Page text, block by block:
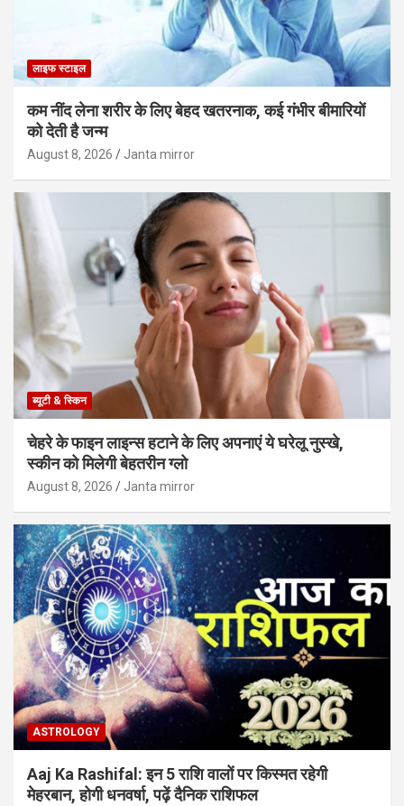
लाइफ स्टाइल
कम नींद लेना शरीर के लिए बेहद खतरनाक, कई गंभीर बीमारियों
को देती है जन्म
August 8, 2026 Janta mirror
ब्यूटी & स्किन
चेहरे के फाइन लाइन्स हटाने के लिए अपनाएं ये घरेलू नुस्खे,
स्कीन को मिलेगी बेहतरीन ग्लो
August 8, 2026 Janta mirror
ASTROLOGY
Aaj Ka Rashifal: इन 5 राशि वालों पर किस्मत रहेगी
मेहरबान, होगी धनवर्षा, पढ़ें दैनिक राशिफल